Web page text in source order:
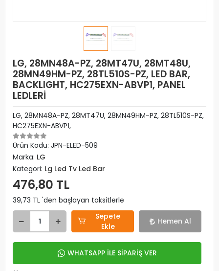
LG, 28MN48A-PZ, 28MT47U, 28MT48U,
28MN49HM-PZ, 28TL510S-PZ, LED BAR,
BACKLIGHT, HC275EXN-ABVP1, PANEL
LEDLERİ
LG, 28MN48A-PZ, 28MT47U, 28MN49HM-PZ, 28TL510S-PZ,
HC275EXN-ABVP1,
Ürün Kodu: JPN-ELED-509
Marka: LG
Kategori: Lg Led Tv Led Bar
476,80 TL
39,73 TL 'den başlayan taksitlerle
Sepete
Ekle
Hemen Al
WHATSAPP İLE SİPARİŞ VER